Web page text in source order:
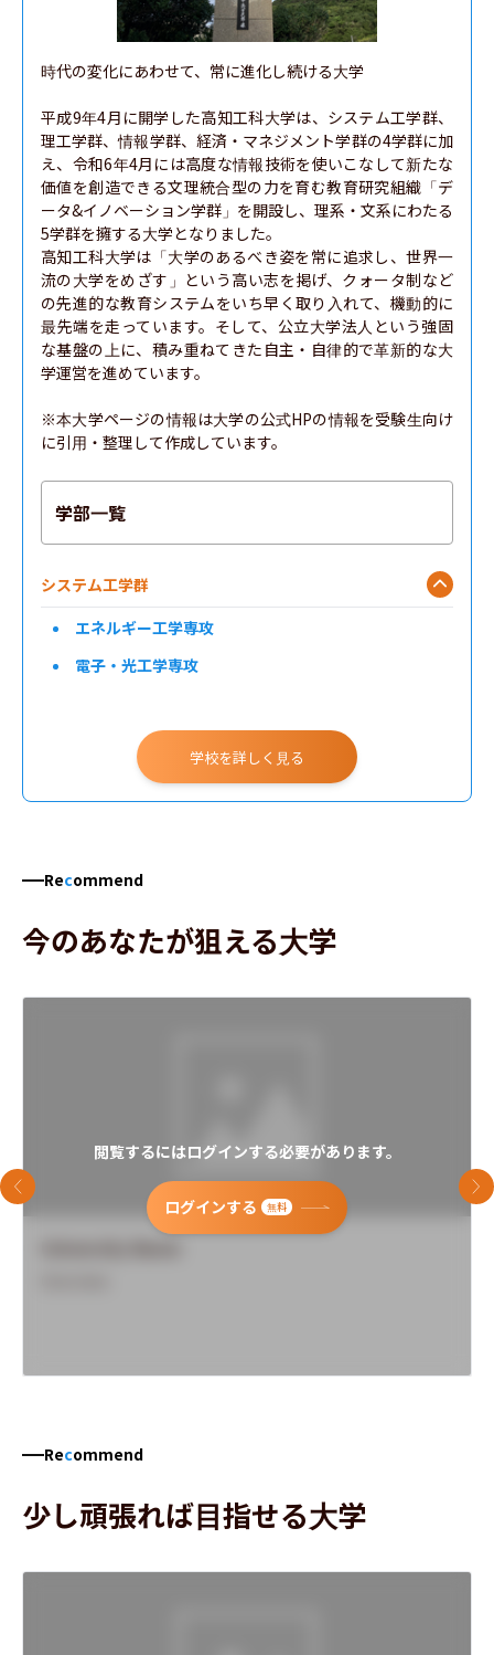
時代の変化にあわせて、常に進化し続ける大学
平成9年4月に開学した高知工科大学は、システム工学群、
理工学群、情報学群、経済・マネジメント学群の4学群に加
え、令和6年4月には高度な情報技術を使いこなして新たな
価値を創造できる文理統合型の力を育む教育研究組織「デ
ータ&イノベーション学群」を開設し、理系・文系にわたる
5学群を擁する大学となりました。
高知工科大学は「大学のあるべき姿を常に追求し、世界一
流の大学をめざす」という高い志を掲げ、クォータ制など
の先進的な教育システムをいち早く取り入れて、機動的に
最先端を走っています。そして、公立大学法人という強固
な基盤の上に、積み重ねてきた自主・自律的で革新的な大
学運営を進めています。
※本大学ページの情報は大学の公式HPの情報を受験生向け
に引用・整理して作成しています。
学部一覧
システム工学群
エネルギー工学専攻
電子・光工学専攻
学校を詳しく見る
Recommend
今のあなたが狙える大学
閲覧するにはログインする必要があります。
ログインする 無料
前のスライド 次
Recommend
少し頑張れば目指せる大学